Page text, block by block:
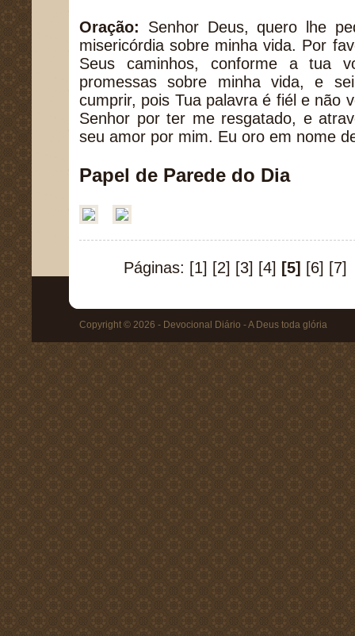
Oração: Senhor Deus, quero lhe
misericórdia sobre minha vida. Por
Seus caminhos, conforme a tua
promessas sobre minha vida, e
cumprir, pois Tua palavra é fiél e não
Senhor por ter me resgatado, e
seu amor por mim. Eu oro em nome
Papel de Parede do Dia
Páginas: [1] [2] [3] [4] [5] [6] [7]
Copyright © 2026 - Devocional Diário - A Deus toda glória